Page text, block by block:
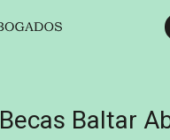
Becas Baltar